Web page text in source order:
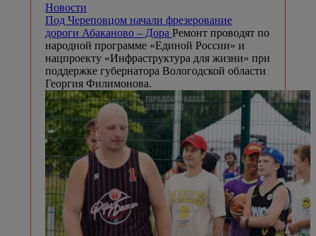
Новости
Под Череповцом начали фрезерование
дороги Абаканово – Дора Ремонт проводят по
народной программе «Единой России» и
нацпроекту «Инфраструктура для жизни» при
поддержке губернатора Вологодской области
Георгия Филимонова.